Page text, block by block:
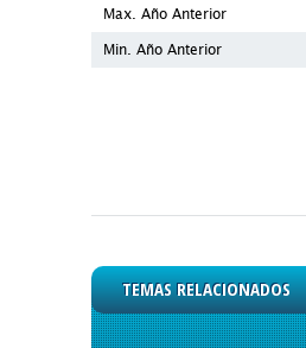
Max. Año Anterior
Min. Año Anterior
TEMAS RELACIONADOS